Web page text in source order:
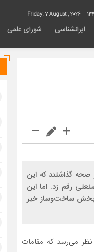
ایرانشناسی شورای علمی
گذاشتند که این
رقم زد. اما این
۵۷/ ۱تریلیون یوآن برای رونق بخش ساخت‌‌‌وساز خبر
می‌رسد که مقامات